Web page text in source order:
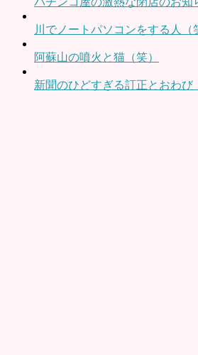
川でノートパソコンをする人（
阿蘇山の噴火と猫（笑）
新聞のひどすぎる訂正とおわび